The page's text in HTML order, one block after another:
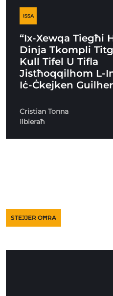
ISSA
“Ix-Xewqa Tiegħi
Dinja Tkompli
Kull Tifel U Tifla
Jistħoqqilhom L-
Iċ-Ċkejken
Cristian Tonna
Ilbieraħ
STEJJER OĦRA